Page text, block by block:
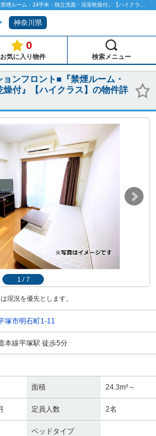
グッドステイ平塚ステーションフロント■『禁煙ルーム・24平米・独立洗面・浴室乾燥付』【ハイクラス】のマンスリーマンション物件詳細「グッドマンスリー」
神奈川県
0
お気に入り物件 検索メニュー
ンフロント■『禁煙ルーム・
付』【ハイクラス】の物件詳
1 / 7
現況を優先とします。
塚市明石町1-11
本線平塚駅 徒歩5分
面積 24.3m²～
定員人数 2名
ベッドタイプ